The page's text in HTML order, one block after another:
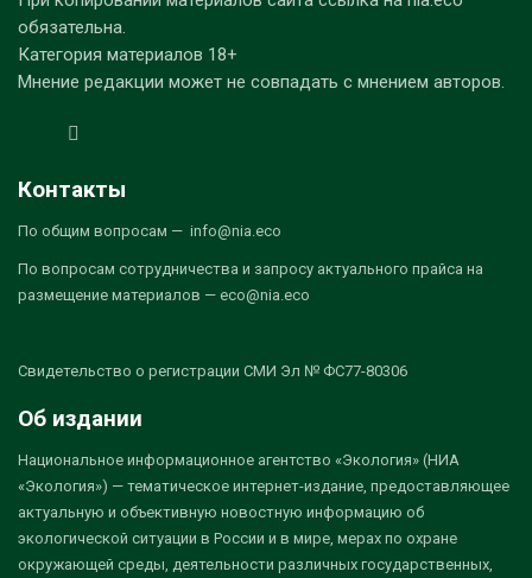
обязательна.
Категория материалов 18+
Мнение редакции может не совпадать с мнением авторов.
Контакты
По общим вопросам — info@nia.eco
По вопросам сотрудничества и запросу актуального прайса на
размещение материалов — eco@nia.eco
Свидетельство о регистрации СМИ Эл № ФС77-80306
Об издании
Национальное информационное агентство «Экология» (НИА
«Экология») — тематическое интернет-издание, предоставляющее
актуальную и объективную новостную информацию об
экологической ситуации в России и в мире, мерах по охране
окружающей среды, деятельности различных государственных,